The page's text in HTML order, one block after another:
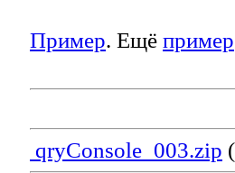
Пример. Ещё пример
qryConsole_003.zip